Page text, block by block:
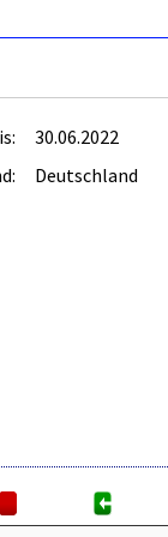
30.06.2022
Deutschland